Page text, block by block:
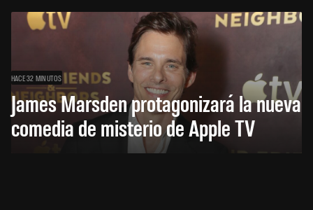
HACE 32 MINUTOS
James Marsden protagonizará la nueva
comedia de misterio de Apple TV